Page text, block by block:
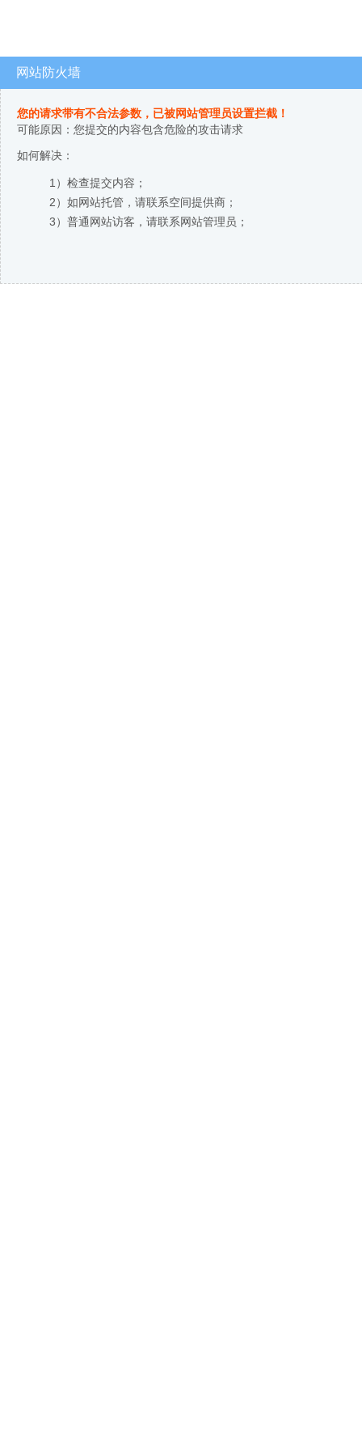
网站防火墙
您的请求带有不合法参数，已被网站管理员设置拦截！
可能原因：您提交的内容包含危险的攻击请求
如何解决：
1）检查提交内容；
2）如网站托管，请联系空间提供商；
3）普通网站访客，请联系网站管理员；